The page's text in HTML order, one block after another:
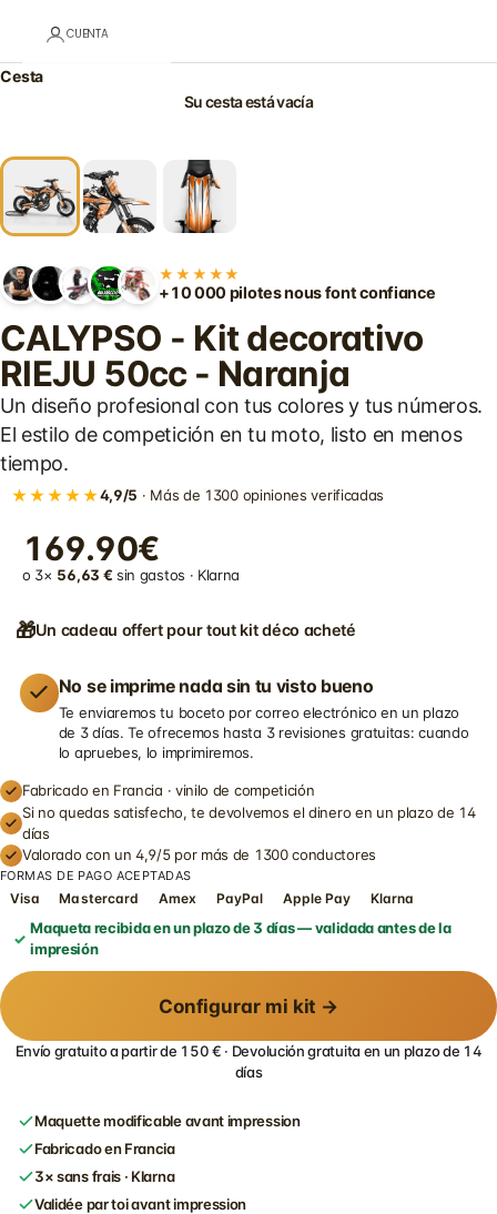
CUENTA
Cesta
Su cesta está vacía
★★★★★
+10 000 pilotes nous font confiance
CALYPSO - Kit decorativo
RIEJU 50cc - Naranja
Un diseño profesional con tus colores y tus números.
El estilo de competición en tu moto, listo en menos
tiempo.
★★★★★4,9/5 · Más de 1300 opiniones verificadas
169.90€
o 3× 56,63 € sin gastos · Klarna
🎁Un cadeau offert pour tout kit déco acheté
No se imprime nada sin tu visto bueno
Te enviaremos tu boceto por correo electrónico en un plazo
de 3 días. Te ofrecemos hasta 3 revisiones gratuitas: cuando
lo apruebes, lo imprimiremos.
Fabricado en Francia · vinilo de competición
Si no quedas satisfecho, te devolvemos el dinero en un plazo de 14
días
Valorado con un 4,9/5 por más de 1300 conductores
FORMAS DE PAGO ACEPTADAS
Visa Mastercard Amex PayPal Apple Pay Klarna
Maqueta recibida en un plazo de 3 días — validada antes de la
impresión
Configurar mi kit →
Envío gratuito a partir de 150 € · Devolución gratuita en un plazo de 14
días
Maquette modificable avant impression
Fabricado en Francia
3× sans frais · Klarna
Validée par toi avant impression